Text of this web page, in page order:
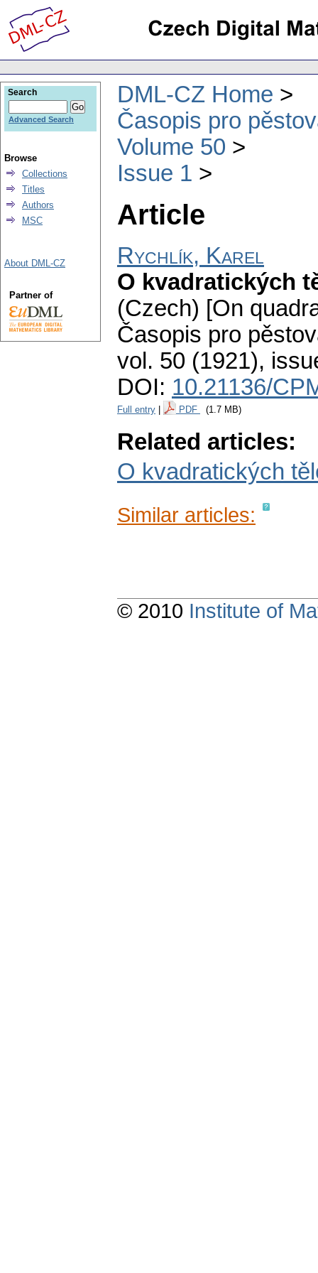
DML-CZ Home
Časopis pro
Volume 50
Issue 1
Article
Rychlík, Karel
O kvadratických
(Czech) [On
Časopis pro
vol. 50 (1921),
DOI: 10.21136/
Full entry PDF (1.7 MB)
Related articles:
O kvadratických
Similar articles:
Search
Advanced Search
Browse
Collections
Titles
Authors
MSC
About DML-CZ
Partner of
© 2010 Institute of